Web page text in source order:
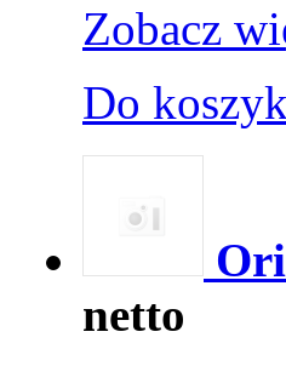
Zobacz
Do
netto